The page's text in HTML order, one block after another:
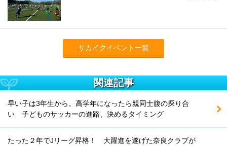
サカイクイベント一覧
関連記事
早い子は3年生から。高学年になったら親同士腹の探り合
い 子どものサッカーの進路、決めるタイミング
たった２年でJリーグ昇格！ 大躍進を遂げた奈良クラブが